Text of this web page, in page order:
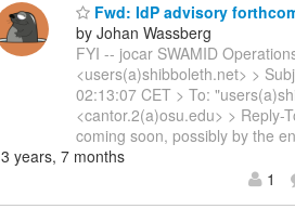
Fwd: IdP advisory
by Johan Wassberg
FYI -- jocar SWAMID
<users(a)shibboleth.net> >
02:13:07 CET > To:
<cantor.2(a)osu.edu> > Reply-
coming soon, possibly by the
3 years, 7 months
1